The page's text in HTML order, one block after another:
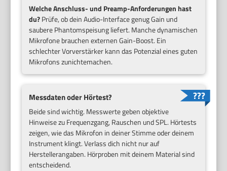
Welche Anschluss- und Preamp-Anforderungen hast
du?Prüfe, ob dein Audio-Interface genug Gain und
saubere Phantomspeisung liefert. Manche dynamischen
Mikrofone brauchen externen Gain-Boost. Ein
schlechter Vorverstärker kann das Potenzial eines guten
Mikrofons zunichtemachen.
Messdaten oder Hörtest?
Beide sind wichtig. Messwerte geben objektive
Hinweise zu Frequenzgang, Rauschen und SPL. Hörtests
zeigen, wie das Mikrofon in deiner Stimme oder deinem
Instrument klingt. Verlass dich nicht nur auf
Herstellerangaben. Hörproben mit deinem Material sind
entscheidend.